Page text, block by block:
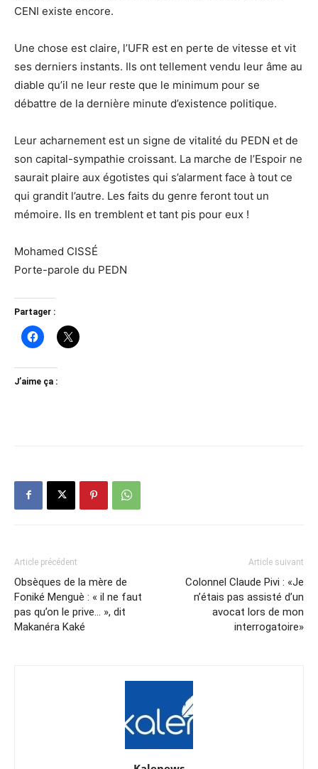
CENI existe encore.
Une chose est claire, l’UFR est en perte de vitesse et vit
ses derniers instants. Ils ont tellement vendu leur âme au
diable qu’il ne leur reste que le minimum pour se
débattre de la dernière minute d’existence politique.
Leur acharnement est un signe de vitalité du PEDN et de
son capital-sympathie croissant. La marche de l’Espoir ne
saurait plaire aux égotistes qui s’alarment face à tout ce
qui grandit l’autre. Les faits du genre feront tout un
mémoire. Ils en tremblent et tant pis pour eux !
Mohamed CISSÉ
Porte-parole du PEDN
Partager :
J’aime ça :
Article précédent
Obsèques de la mère de
Foniké Menguè : « il ne faut
pas qu’on le prive… », dit
Makanéra Kaké
Article suivant
Colonnel Claude Pivi : «Je
n’étais pas assisté d’un
avocat lors de mon
interrogatoire»